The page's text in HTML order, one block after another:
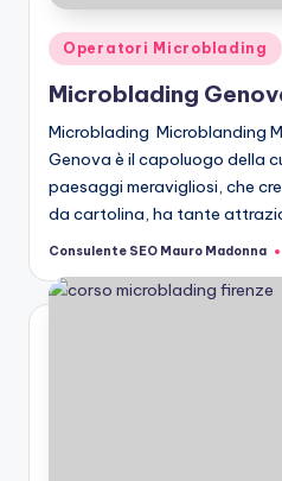
Posted
in
Operatori Microblading
Microblading
Microblading Microblanding
Genova è il capoluogo della
paesaggi meravigliosi, che
da cartolina, ha tante
Posted
Consulente SEO Mauro Madonna